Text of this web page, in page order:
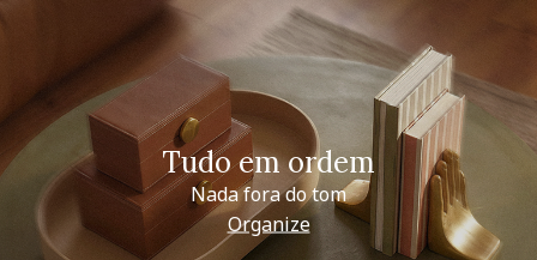
Tudo em ordem
Nada fora do tom
Organize